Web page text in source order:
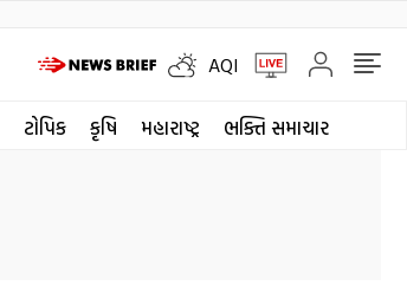
AQI
ટોપિક કૃષિ મહારાષ્ટ્ર ભક્તિ સમાચાર